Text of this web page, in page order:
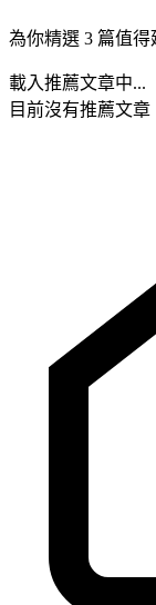
為你精選 3 篇值
載入推薦文章中...
目前沒有推薦文章